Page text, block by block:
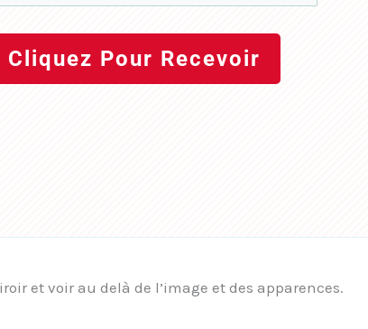
Cliquez Pour Recevoir
et voir au delà de l’image et des apparences.